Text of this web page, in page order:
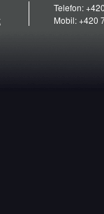
Telefon:
Mobil: +420